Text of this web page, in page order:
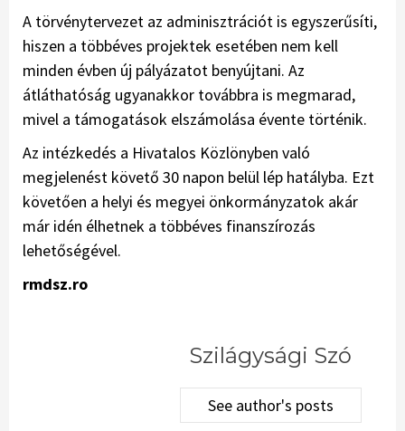
A törvénytervezet az adminisztrációt is egyszerűsíti,
hiszen a többéves projektek esetében nem kell
minden évben új pályázatot benyújtani. Az
átláthatóság ugyanakkor továbbra is megmarad,
mivel a támogatások elszámolása évente történik.
Az intézkedés a Hivatalos Közlönyben való
megjelenést követő 30 napon belül lép hatályba. Ezt
követően a helyi és megyei önkormányzatok akár
már idén élhetnek a többéves finanszírozás
lehetőségével.
rmdsz.ro
Szilágysági Szó
See author's posts